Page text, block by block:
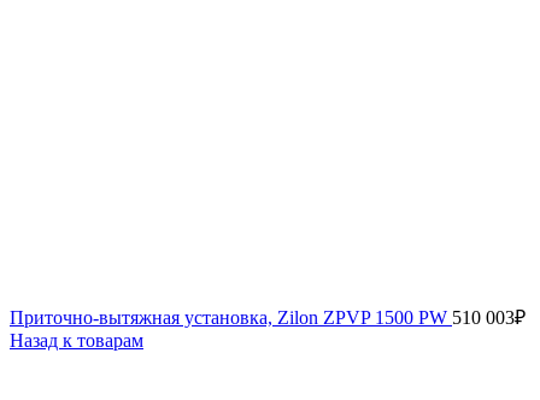
Приточно-вытяжная установка, Zilon ZPVP 1500 PW 510 003₽
Назад к товарам